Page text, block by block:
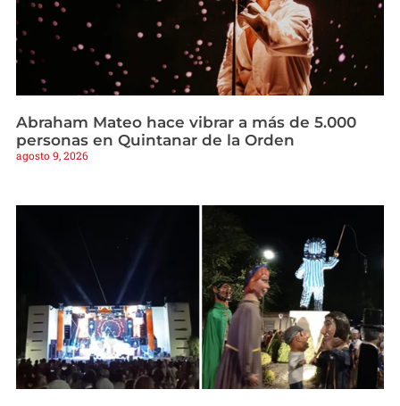
Abraham Mateo hace vibrar a más de 5.000
personas en Quintanar de la Orden
agosto 9, 2026